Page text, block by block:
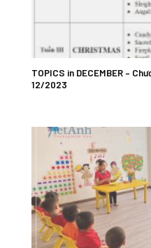
TOPICS in DECEMBER –
12/2023